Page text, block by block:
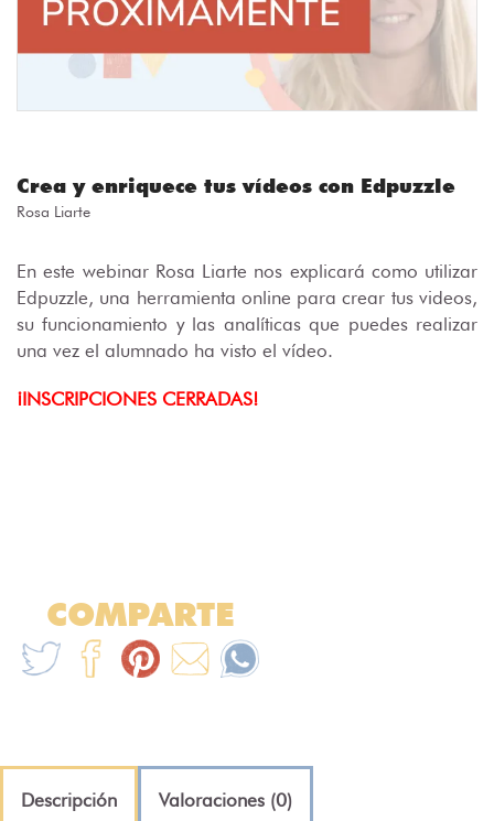
Crea y enriquece tus vídeos con Edpuzzle
Rosa Liarte
En este webinar Rosa Liarte nos explicará como utilizar
Edpuzzle, una herramienta online para crear tus videos,
su funcionamiento y las analíticas que puedes realizar
una vez el alumnado ha visto el vídeo.
¡INSCRIPCIONES CERRADAS!
COMPARTE
Descripción Valoraciones (0)